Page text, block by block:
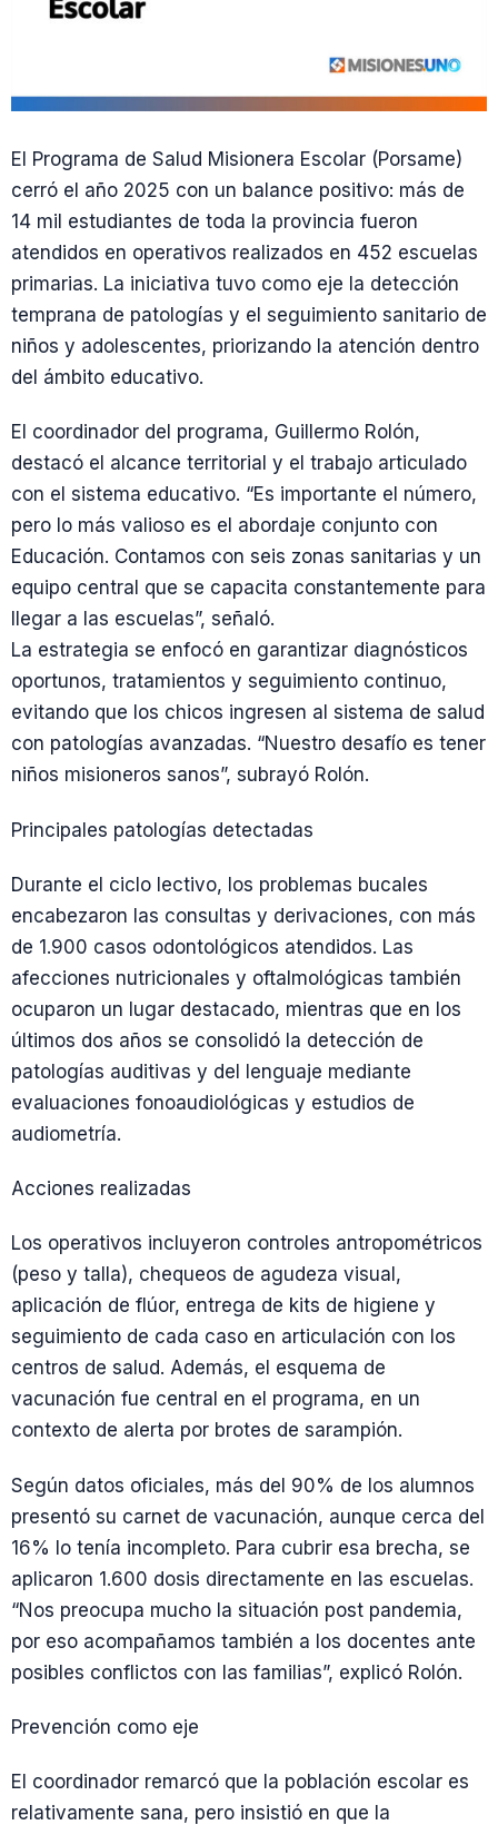
El Programa de Salud Misionera Escolar (Porsame)
cerró el año 2025 con un balance positivo: más de
14 mil estudiantes de toda la provincia fueron
atendidos en operativos realizados en 452 escuelas
primarias. La iniciativa tuvo como eje la detección
temprana de patologías y el seguimiento sanitario de
niños y adolescentes, priorizando la atención dentro
del ámbito educativo.
El coordinador del programa, Guillermo Rolón,
destacó el alcance territorial y el trabajo articulado
con el sistema educativo. “Es importante el número,
pero lo más valioso es el abordaje conjunto con
Educación. Contamos con seis zonas sanitarias y un
equipo central que se capacita constantemente para
llegar a las escuelas”, señaló.
La estrategia se enfocó en garantizar diagnósticos
oportunos, tratamientos y seguimiento continuo,
evitando que los chicos ingresen al sistema de salud
con patologías avanzadas. “Nuestro desafío es tener
niños misioneros sanos”, subrayó Rolón.
Principales patologías detectadas
Durante el ciclo lectivo, los problemas bucales
encabezaron las consultas y derivaciones, con más
de 1.900 casos odontológicos atendidos. Las
afecciones nutricionales y oftalmológicas también
ocuparon un lugar destacado, mientras que en los
últimos dos años se consolidó la detección de
patologías auditivas y del lenguaje mediante
evaluaciones fonoaudiológicas y estudios de
audiometría.
Acciones realizadas
Los operativos incluyeron controles antropométricos
(peso y talla), chequeos de agudeza visual,
aplicación de flúor, entrega de kits de higiene y
seguimiento de cada caso en articulación con los
centros de salud. Además, el esquema de
vacunación fue central en el programa, en un
contexto de alerta por brotes de sarampión.
Según datos oficiales, más del 90% de los alumnos
presentó su carnet de vacunación, aunque cerca del
16% lo tenía incompleto. Para cubrir esa brecha, se
aplicaron 1.600 dosis directamente en las escuelas.
“Nos preocupa mucho la situación post pandemia,
por eso acompañamos también a los docentes ante
posibles conflictos con las familias”, explicó Rolón.
Prevención como eje
El coordinador remarcó que la población escolar es
relativamente sana, pero insistió en que la